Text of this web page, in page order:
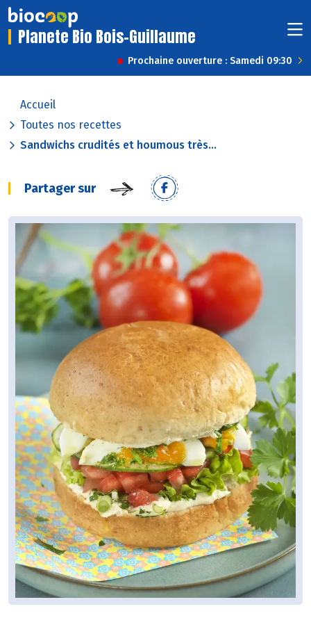
Planete Bio Bois-Guillaume
Prochaine ouverture : Samedi 09:30
Accueil
Toutes nos recettes
Sandwichs crudités et houmous très...
Partager sur